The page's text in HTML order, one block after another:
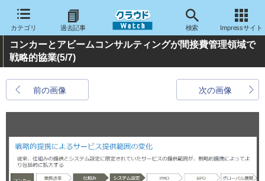
カテゴリ 過去記事 検索 Impressサイト
コンカーとアビームコンサルティングが間接費管理領域で
戦略的協業(5/7)
前の画像 次の画像